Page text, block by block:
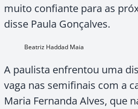
muito confiante para as
disse Paula Gonçalves.
Beatriz Haddad Maia
A paulista enfrentou uma
vaga nas semifinais com a
Maria Fernanda Alves, que